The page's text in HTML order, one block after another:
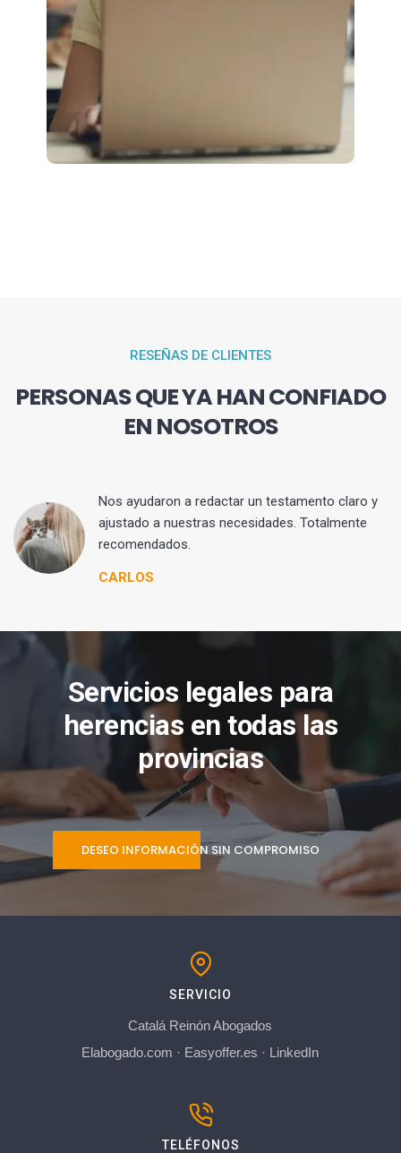
RESEÑAS DE CLIENTES
PERSONAS QUE YA HAN CONFIADO
EN NOSOTROS
Nos ayudaron a redactar un testamento claro y
ajustado a nuestras necesidades. Totalmente
recomendados.
CARLOS
Servicios legales para
herencias en todas las
provincias
DESEO INFORMACIÓN SIN COMPROMISO
SERVICIO
Catalá Reinón Abogados
Elabogado.com · Easyoffer.es · LinkedIn
TELÉFONOS